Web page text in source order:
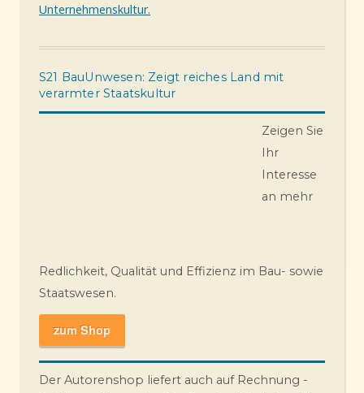
Unternehmenskultur.
S21 BauUnwesen: Zeigt reiches Land mit
verarmter Staatskultur
Zeigen Sie
Ihr
Interesse
an mehr
Redlichkeit, Qualität und Effizienz im Bau- sowie
Staatswesen.
zum Shop
Der Autorenshop liefert auch auf Rechnung -